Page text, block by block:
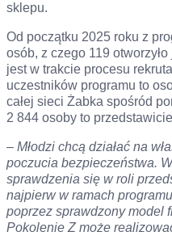
sklepu.
Od początku 2025 roku z
osób, z czego 119
jest w trakcie procesu
uczestników programu to
całej sieci Żabka spośród
2 844 osoby to
– Młodzi chcą działać na
poczucia bezpieczeństwa.
sprawdzenia się w roli
najpierw w ramach
poprzez sprawdzony model
Pokolenie Z może